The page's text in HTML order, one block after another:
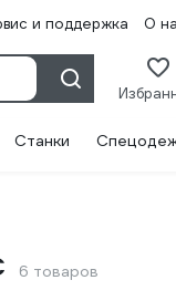
и поддержка О
Станки
6 товаров